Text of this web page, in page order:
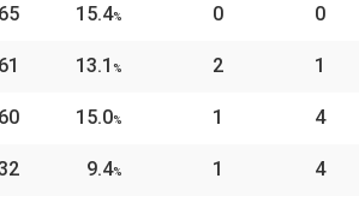
65 15.4% 0 0
61 13.1 % 2 1
60 15.0% 1 4
9.4% 1 4